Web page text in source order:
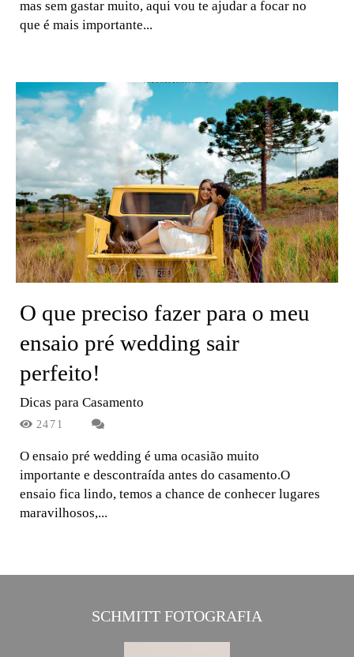
mas sem gastar muito, aqui vou te ajudar a focar no
que é mais importante...
O que preciso fazer para o meu
ensaio pré wedding sair
perfeito!
Dicas para Casamento
2471
O ensaio pré wedding é uma ocasião muito
importante e descontraída antes do casamento.O
ensaio fica lindo, temos a chance de conhecer lugares
maravilhosos,...
SCHMITT FOTOGRAFIA